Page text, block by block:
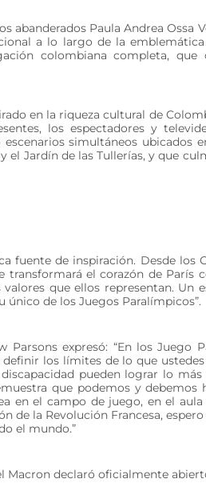
abanderados Paula Andrea Ossa
a lo largo de la
colombiana completa, que
en la riqueza cultural de
los espectadores y
simultáneos ubicados
el Jardín de las Tullerías, y que
de inspiración. Desde los
transformará el corazón de París
que ellos representan. Un
de los Juegos Paralímpicos”.
expresó: “En los Juego
los límites de lo que
pueden lograr lo
que podemos y debemos
en el campo de juego, en el
de la Revolución Francesa,
el mundo.”
Macron declaró oficialmente